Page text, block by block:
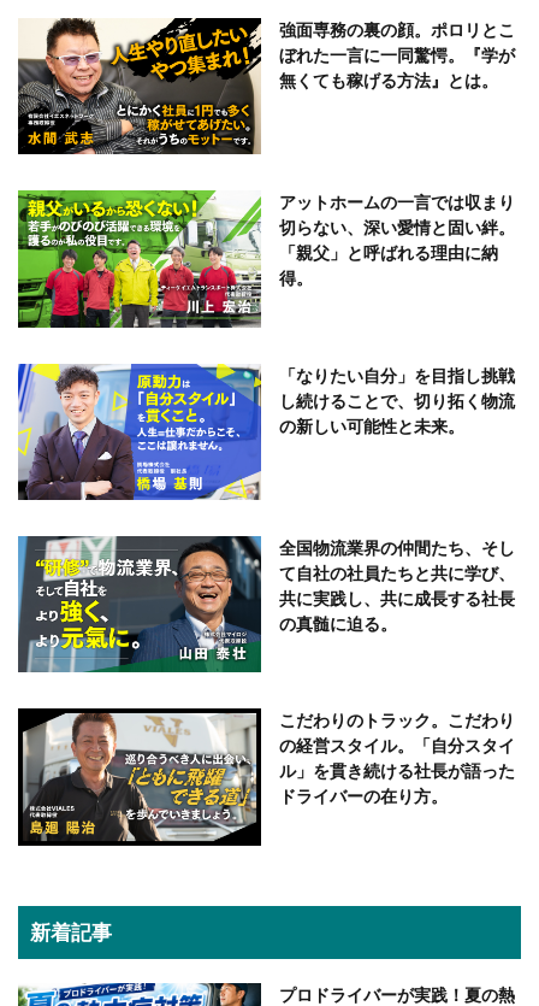
強面専務の裏の顔。ポロリとこ
ぼれた一言に一同驚愕。『学が
無くても稼げる方法』とは。
アットホームの一言では収まり
切らない、深い愛情と固い絆。
「親父」と呼ばれる理由に納
得。
「なりたい自分」を目指し挑戦
し続けることで、切り拓く物流
の新しい可能性と未来。
全国物流業界の仲間たち、そし
て自社の社員たちと共に学び、
共に実践し、共に成長する社長
の真髄に迫る。
こだわりのトラック。こだわり
の経営スタイル。「自分スタイ
ル」を貫き続ける社長が語った
ドライバーの在り方。
新着記事
プロドライバーが実践！夏の熱